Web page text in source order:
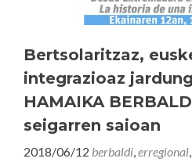
Bertsolaritzaz,
integrazioaz
HAMAIKA
seigarren saioan
2018/06/12 berbaldi,erregional,